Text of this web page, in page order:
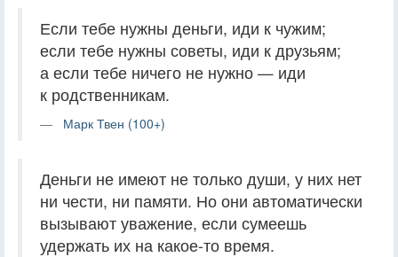
Если тебе нужны деньги, иди к чужим;
если тебе нужны советы, иди к друзьям;
а если тебе ничего не нужно — иди
к родственникам.
Марк Твен (100+)
Деньги не имеют не только души, у них нет
ни чести, ни памяти. Но они автоматически
вызывают уважение, если сумеешь
удержать их на какое-то время.